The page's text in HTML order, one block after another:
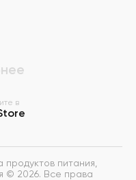
в
питания,
© 2026. Все права